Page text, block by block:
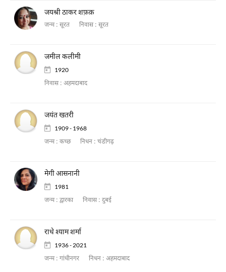
जयश्री ठाकर शफ़क़
जन्म : सूरत निवास : सूरत
जमील कलीमी
1920
निवास : अहमदाबाद
जयंत खतरी
1909 - 1968
जन्म : कच्छ निधन : चंडीगढ़
मेगी आसनानी
1981
जन्म : द्वारका निवास : दुबई
राधे श्याम शर्मा
1936 - 2021
जन्म : गांधीनगर निधन : अहमदाबाद